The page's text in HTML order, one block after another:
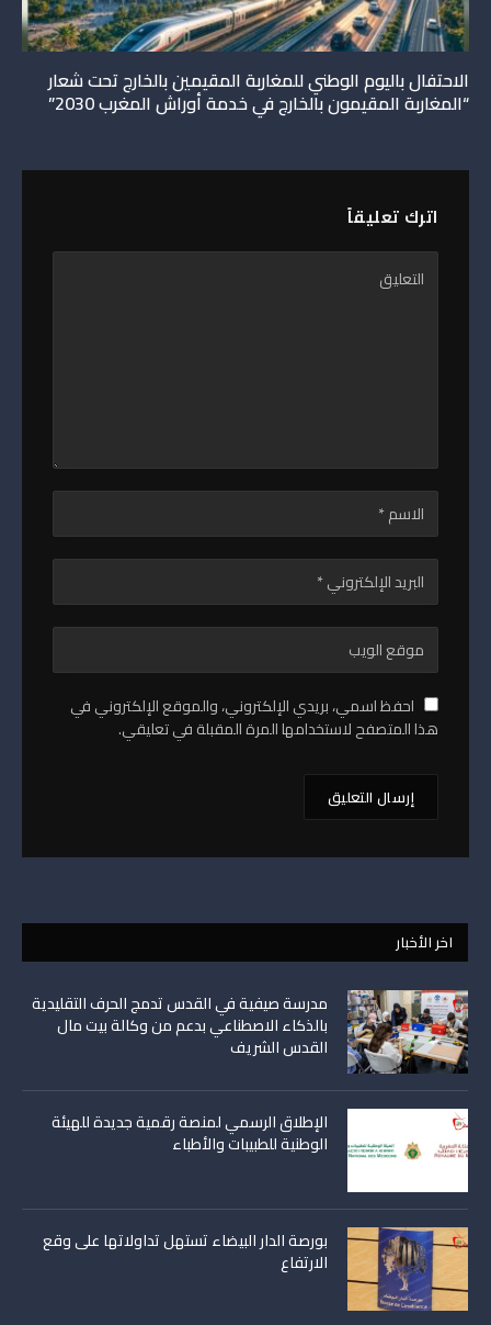
الاحتفال باليوم الوطني للمغاربة المقيمين بالخارج تحت شعار
“المغاربة المقيمون بالخارج في خدمة أوراش المغرب 2030”
اترك تعليقاً
احفظ اسمي، بريدي الإلكتروني، والموقع الإلكتروني في
هذا المتصفح لاستخدامها المرة المقبلة في تعليقي.
اخر الأخبار
مدرسة صيفية في القدس تدمج الحرف التقليدية
بالذكاء الاصطناعي بدعم من وكالة بيت مال
القدس الشريف
الإطلاق الرسمي لمنصة رقمية جديدة للهيئة
الوطنية للطبيبات والأطباء
بورصة الدار البيضاء تستهل تداولاتها على وقع
الارتفاع